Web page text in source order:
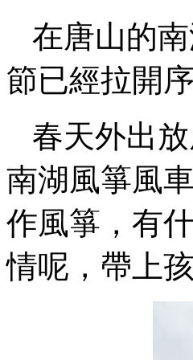
在唐山的
節已經拉開序
春天外出
南湖風箏風
作風箏，有
情呢，帶上